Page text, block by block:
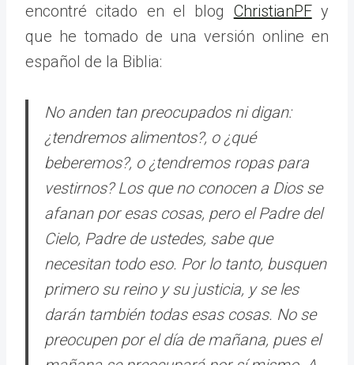
encontré citado en el blog ChristianPFy
que he tomado de una versión online en
español de la Biblia:
No anden tan preocupados ni digan:
¿tendremos alimentos?, o ¿qué
beberemos?, o ¿tendremos ropas para
vestirnos? Los que no conocen a Dios se
afanan por esas cosas, pero el Padre del
Cielo, Padre de ustedes, sabe que
necesitan todo eso. Por lo tanto, busquen
primero su reino y su justicia, y se les
darán también todas esas cosas. No se
preocupen por el día de mañana, pues el